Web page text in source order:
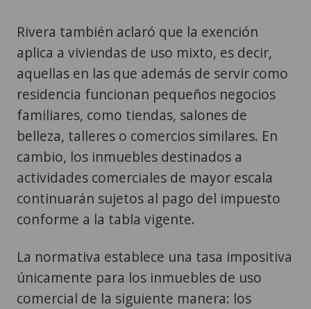
Rivera también aclaró que la exención
aplica a viviendas de uso mixto, es decir,
aquellas en las que además de servir como
residencia funcionan pequeños negocios
familiares, como tiendas, salones de
belleza, talleres o comercios similares. En
cambio, los inmuebles destinados a
actividades comerciales de mayor escala
continuarán sujetos al pago del impuesto
conforme a la tabla vigente.
La normativa establece una tasa impositiva
únicamente para los inmuebles de uso
comercial de la siguiente manera: los